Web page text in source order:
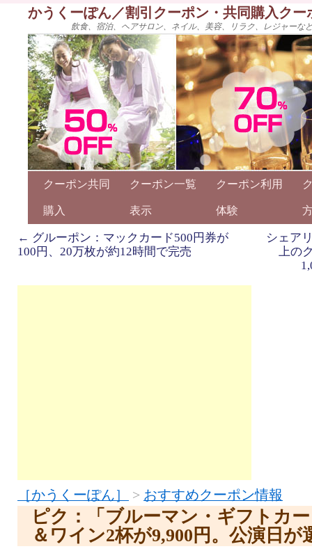
かうくーぽん／割引クーポン・共同購入ク
飲食、宿泊、ヘアサロン、ネイル、美容、リラク、レジャー
クーポン共同
購入
クーポン一覧
表示
クーポン利用
体験
← グルーポン：マックカード500円券が
100円、20万枚が約12時間で完売
シェア
上の
［かうくーぽん］ > おすすめクーポン情報
ピク：「ブルーマン・ギフトカ
＆ワイン2杯が9,900円。公演日が